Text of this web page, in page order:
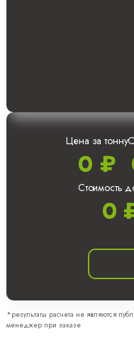
Цена за тонну
0 ₽
Стоимость
0
*результаты расчета не являются
менеджер при заказе